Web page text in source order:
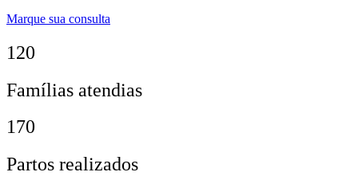
Marque sua consulta
120
Famílias atendias
170
Partos realizados